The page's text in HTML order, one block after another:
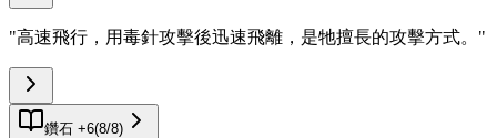
"高速飛行，用毒針攻擊後迅速飛離，是牠擅長的攻擊方式。 "
鑽石 +6(8/8)